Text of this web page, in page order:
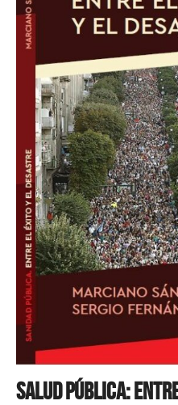
Salud pública: